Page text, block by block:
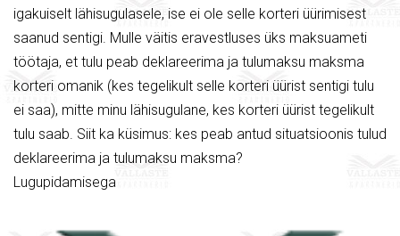
igakuiselt lähisugulasele, ise ei ole selle korteri üürimisest
saanud sentigi. Mulle väitis eravestluses üks maksuameti
töötaja, et tulu peab deklareerima ja tulumaksu maksma
korteri omanik (kes tegelikult selle korteri üürist sentigi tulu
ei saa), mitte minu lähisugulane, kes korteri üürist tegelikult
tulu saab. Siit ka küsimus: kes peab antud situatsioonis tulud
deklareerima ja tulumaksu maksma?
Lugupidamisega